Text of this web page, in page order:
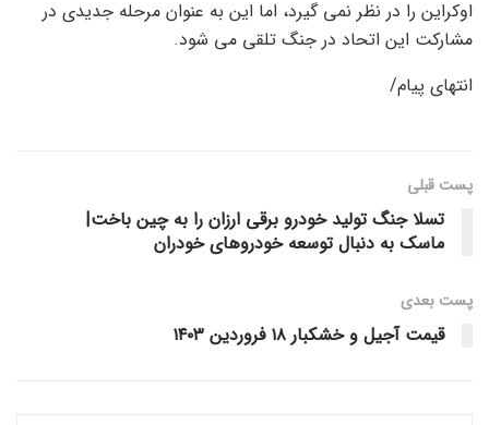
اوکراین را در نظر نمی گیرد، اما این به عنوان مرحله جدیدی در
مشارکت این اتحاد در جنگ تلقی می شود.
انتهای پیام/
پست قبلی
تسلا جنگ تولید خودرو برقی ارزان را به چین باخت|
ماسک به دنبال توسعه خودروهای خودران
پست‌ بعدی
قیمت آجیل و خشکبار ۱۸ فروردین ۱۴۰۳